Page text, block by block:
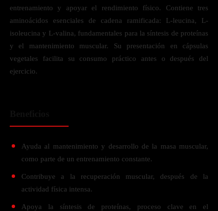
entrenamiento y apoyar el rendimiento físico. Contiene tres
aminoácidos esenciales de cadena ramificada: L-leucina, L-
isoleucina y L-valina, fundamentales para la síntesis de proteínas
y el mantenimiento muscular. Su presentación en cápsulas
vegetales facilita su consumo práctico antes o después del
ejercicio.
Ayuda al mantenimiento y desarrollo de la masa muscular,
como parte de un entrenamiento constante.
Contribuye a la recuperación muscular, después de la
actividad física intensa.
Apoya la síntesis de proteínas, proceso clave en el